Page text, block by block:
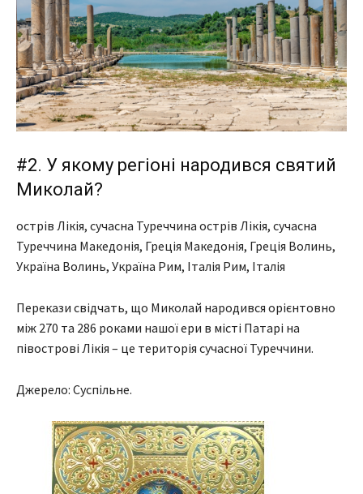
#2. У якому регіоні народився святий
Миколай?
острів Лікія, сучасна Туреччина острів Лікія, сучасна
Туреччина Македонія, Греція Македонія, Греція Волинь,
Україна Волинь, Україна Рим, Італія Рим, Італія
Перекази свідчать, що Миколай народився орієнтовно
між 270 та 286 роками нашої ери в місті Патарі на
півострові Лікія – це територія сучасної Туреччини.
Джерело: Суспільне.